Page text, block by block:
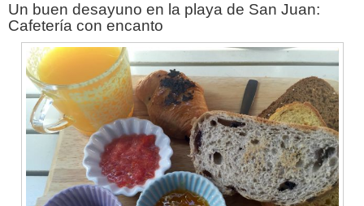
Un buen desayuno en la playa de San Juan:
Cafetería con encanto